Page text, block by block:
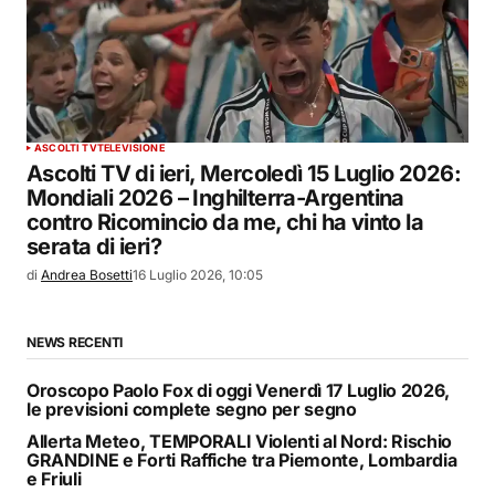
ASCOLTI TVTELEVISIONE
Ascolti TV di ieri, Mercoledì 15 Luglio 2026:
Mondiali 2026 – Inghilterra-Argentina
contro Ricomincio da me, chi ha vinto la
serata di ieri?
di Andrea Bosetti16 Luglio 2026, 10:05
NEWS RECENTI
Oroscopo Paolo Fox di oggi Venerdì 17 Luglio 2026,
le previsioni complete segno per segno
Allerta Meteo, TEMPORALI Violenti al Nord: Rischio
GRANDINE e Forti Raffiche tra Piemonte, Lombardia
e Friuli